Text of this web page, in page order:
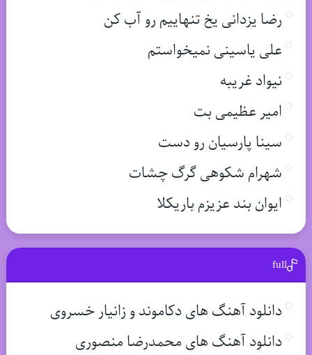
رضا یزدانی یخ تنهاییم رو آب کن
علی یاسینی نمیخواستم
نیواد غریبه
امیر عظیمی بت
سینا پارسیان رو دست
شهرام شکوهی گرگ چشات
ایوان بند عزیزم باریکلا
full
دانلود آهنگ های دکاموند و زانیار خسروی
دانلود آهنگ های محمدرضا منصوری